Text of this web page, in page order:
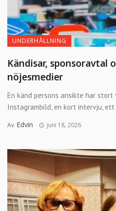
UNDERHÅLLNING
Kändisar, sponsoravtal
nöjesmedier
En känd persons ansikte har stort
Instagrambild, en kort intervju, ett
Av Edvin juni 18, 2026